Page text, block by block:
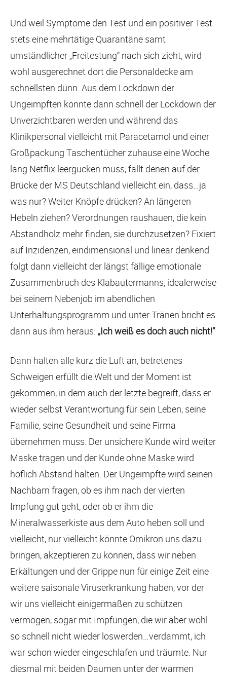
Und weil Symptome den Test und ein positiver Test
stets eine mehrtätige Quarantäne samt
umständlicher „Freitestung“ nach sich zieht, wird
wohl ausgerechnet dort die Personaldecke am
schnellsten dünn. Aus dem Lockdown der
Ungeimpften könnte dann schnell der Lockdown der
Unverzichtbaren werden und während das
Klinikpersonal vielleicht mit Paracetamol und einer
Großpackung Taschentücher zuhause eine Woche
lang Netflix leergucken muss, fällt denen auf der
Brücke der MS Deutschland vielleicht ein, dass…ja
was nur? Weiter Knöpfe drücken? An längeren
Hebeln ziehen? Verordnungen raushauen, die kein
Abstandholz mehr finden, sie durchzusetzen? Fixiert
auf Inzidenzen, eindimensional und linear denkend
folgt dann vielleicht der längst fällige emotionale
Zusammenbruch des Klabautermanns, idealerweise
bei seinem Nebenjob im abendlichen
Unterhaltungsprogramm und unter Tränen bricht es
dann aus ihm heraus: „Ich weiß es doch auch nicht!“
Dann halten alle kurz die Luft an, betretenes
Schweigen erfüllt die Welt und der Moment ist
gekommen, in dem auch der letzte begreift, dass er
wieder selbst Verantwortung für sein Leben, seine
Familie, seine Gesundheit und seine Firma
übernehmen muss. Der unsichere Kunde wird weiter
Maske tragen und der Kunde ohne Maske wird
höflich Abstand halten. Der Ungeimpfte wird seinen
Nachbarn fragen, ob es ihm nach der vierten
Impfung gut geht, oder ob er ihm die
Mineralwasserkiste aus dem Auto heben soll und
vielleicht, nur vielleicht könnte Omikron uns dazu
bringen, akzeptieren zu können, dass wir neben
Erkältungen und der Grippe nun für einige Zeit eine
weitere saisonale Viruserkrankung haben, vor der
wir uns vielleicht einigermaßen zu schützen
vermögen, sogar mit Impfungen, die wir aber wohl
so schnell nicht wieder loswerden…verdammt, ich
war schon wieder eingeschlafen und träumte. Nur
diesmal mit beiden Daumen unter der warmen